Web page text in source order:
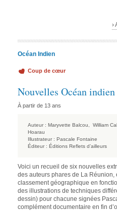
›
Océan Indien
Coup de cœur
Nouvelles Océan indien
À partir de 13 ans
Auteur : Maryvette Balcou, William
Hoarau
Illustrateur : Pascale Fontaine
Éditeur : Éditions Reflets d’ailleurs
Voici un recueil de six nouvelles
des auteurs phares de La Réunion,
classement géographique en
des illustrations de techniques
dessin) pour chacune signées
complément documentaire en fin